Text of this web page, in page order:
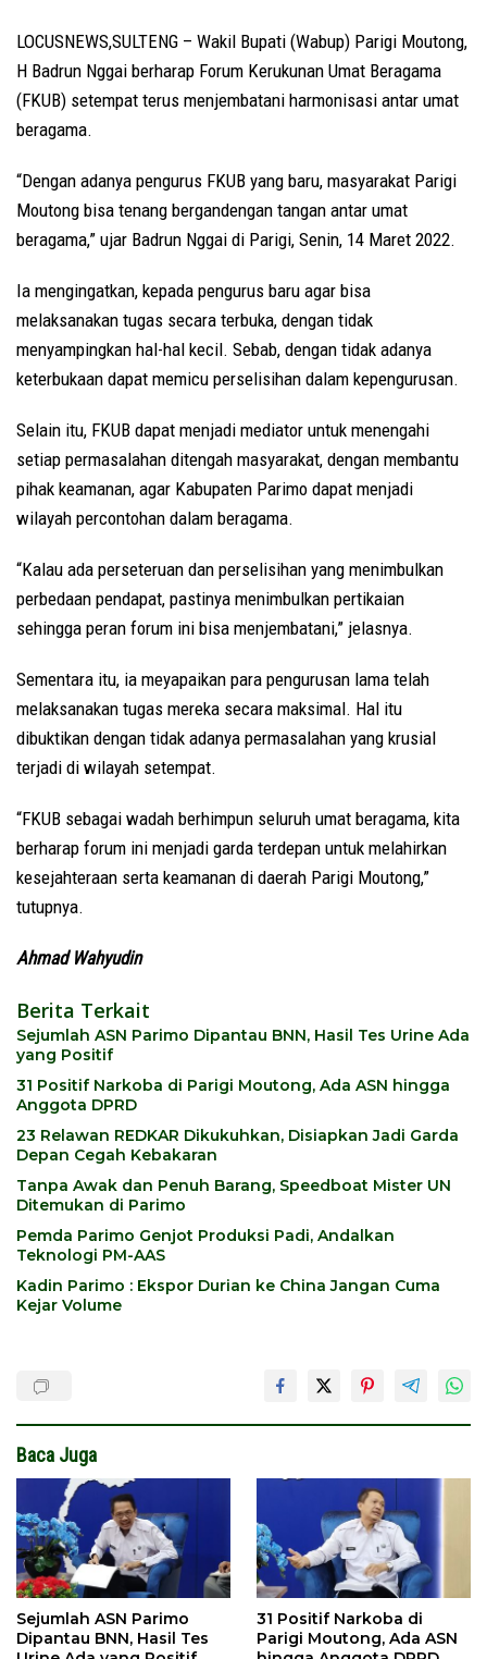
LOCUSNEWS,SULTENG – Wakil Bupati (Wabup) Parigi Moutong,
H Badrun Nggai berharap Forum Kerukunan Umat Beragama
(FKUB) setempat terus menjembatani harmonisasi antar umat
beragama.
“Dengan adanya pengurus FKUB yang baru, masyarakat Parigi
Moutong bisa tenang bergandengan tangan antar umat
beragama,” ujar Badrun Nggai di Parigi, Senin, 14 Maret 2022.
Ia mengingatkan, kepada pengurus baru agar bisa
melaksanakan tugas secara terbuka, dengan tidak
menyampingkan hal-hal kecil. Sebab, dengan tidak adanya
keterbukaan dapat memicu perselisihan dalam kepengurusan.
Selain itu, FKUB dapat menjadi mediator untuk menengahi
setiap permasalahan ditengah masyarakat, dengan membantu
pihak keamanan, agar Kabupaten Parimo dapat menjadi
wilayah percontohan dalam beragama.
“Kalau ada perseteruan dan perselisihan yang menimbulkan
perbedaan pendapat, pastinya menimbulkan pertikaian
sehingga peran forum ini bisa menjembatani,” jelasnya.
Sementara itu, ia meyapaikan para pengurusan lama telah
melaksanakan tugas mereka secara maksimal. Hal itu
dibuktikan dengan tidak adanya permasalahan yang krusial
terjadi di wilayah setempat.
“FKUB sebagai wadah berhimpun seluruh umat beragama, kita
berharap forum ini menjadi garda terdepan untuk melahirkan
kesejahteraan serta keamanan di daerah Parigi Moutong,”
tutupnya.
Ahmad Wahyudin
Berita Terkait
Sejumlah ASN Parimo Dipantau BNN, Hasil Tes Urine Ada
yang Positif
31 Positif Narkoba di Parigi Moutong, Ada ASN hingga
Anggota DPRD
23 Relawan REDKAR Dikukuhkan, Disiapkan Jadi Garda
Depan Cegah Kebakaran
Tanpa Awak dan Penuh Barang, Speedboat Mister UN
Ditemukan di Parimo
Pemda Parimo Genjot Produksi Padi, Andalkan
Teknologi PM-AAS
Kadin Parimo : Ekspor Durian ke China Jangan Cuma
Kejar Volume
Baca Juga
Sejumlah ASN Parimo
Dipantau BNN, Hasil Tes
31 Positif Narkoba di
Parigi Moutong, Ada ASN